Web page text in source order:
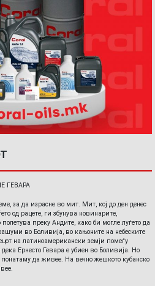
ГЕВАРА
за да израсне во мит. Мит, кој до ден денес
од рацете, ги збунува новинарите,
преку Андите, како би могле луѓето да
во Боливија, во кањоните на небеските
на латиноамерикански земји помеѓу
Ернесто Гевара е убиен во Боливија. Но
да живее. На вечно жешкото кубанско